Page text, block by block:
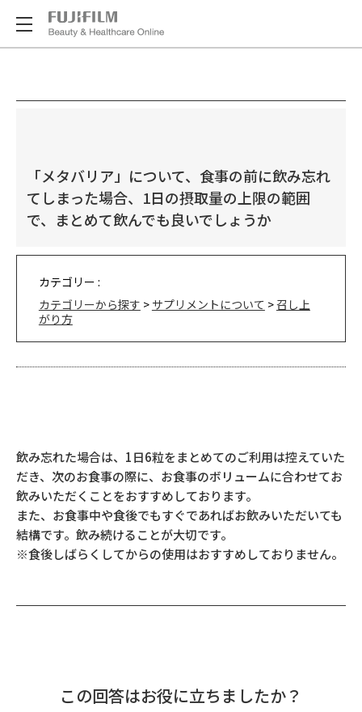
「メタバリア」について、食事の前に飲み忘れ
てしまった場合、1日の摂取量の上限の範囲
で、まとめて飲んでも良いでしょうか
カテゴリー :
カテゴリーから探す > サプリメントについて >召し上
がり方
飲み忘れた場合は、1日6粒をまとめてのご利用は控えていた
だき、次のお食事の際に、お食事のボリュームに合わせてお
飲みいただくことをおすすめしております。
また、お食事中や食後でもすぐであればお飲みいただいても
結構です。飲み続けることが大切です。
※食後しばらくしてからの使用はおすすめしておりません。
この回答はお役に立ちましたか？